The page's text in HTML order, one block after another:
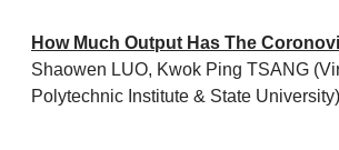
How Much Output Has The
Shaowen LUO, Kwok Ping TSANG
Polytechnic Institute & State